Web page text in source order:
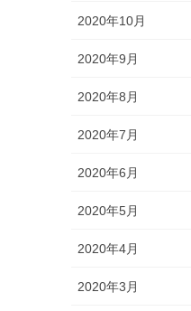
2020年10月
2020年9月
2020年8月
2020年7月
2020年6月
2020年5月
2020年4月
2020年3月